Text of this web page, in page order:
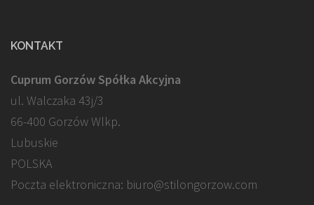
KONTAKT
Cuprum Gorzów Spółka Akcyjna
ul. Walczaka 43j/3
66-400 Gorzów Wlkp.
Lubuskie
POLSKA
Poczta elektroniczna: biuro@stilongorzow.com